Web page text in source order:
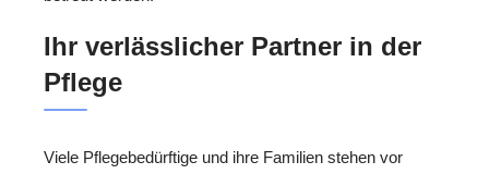
Ihr verlässlicher Partner in der
Pflege
Viele Pflegebedürftige und ihre Familien stehen vor